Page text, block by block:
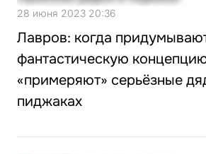
28 июня 2023 20:36
Лавров: когда
фантастическую
«примеряют» серьёзные
пиджаках